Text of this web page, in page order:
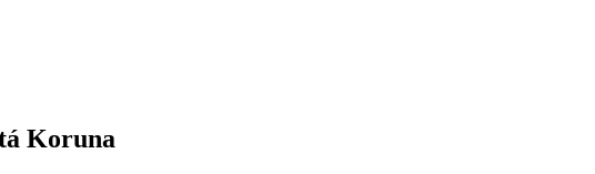
Koruna